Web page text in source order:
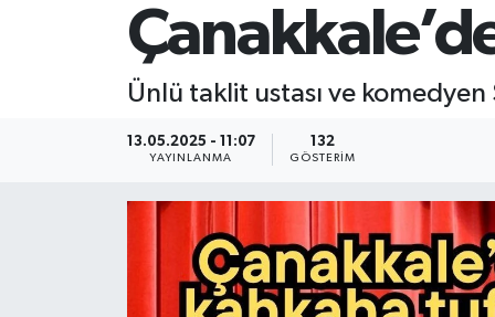
Ünlü taklit ustası ve komedyen
13.05.2025 - 11:07
YAYINLANMA
132
GÖSTERIM
Ekonomi
Gündem
Kültür ve Sanat
Süper Lig Puan Durumu ve Fikstür
Tüm Manşetler
Son Dakika Haberleri